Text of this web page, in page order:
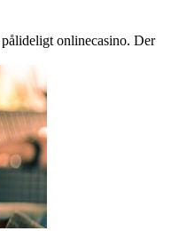
onlinecasino. Der